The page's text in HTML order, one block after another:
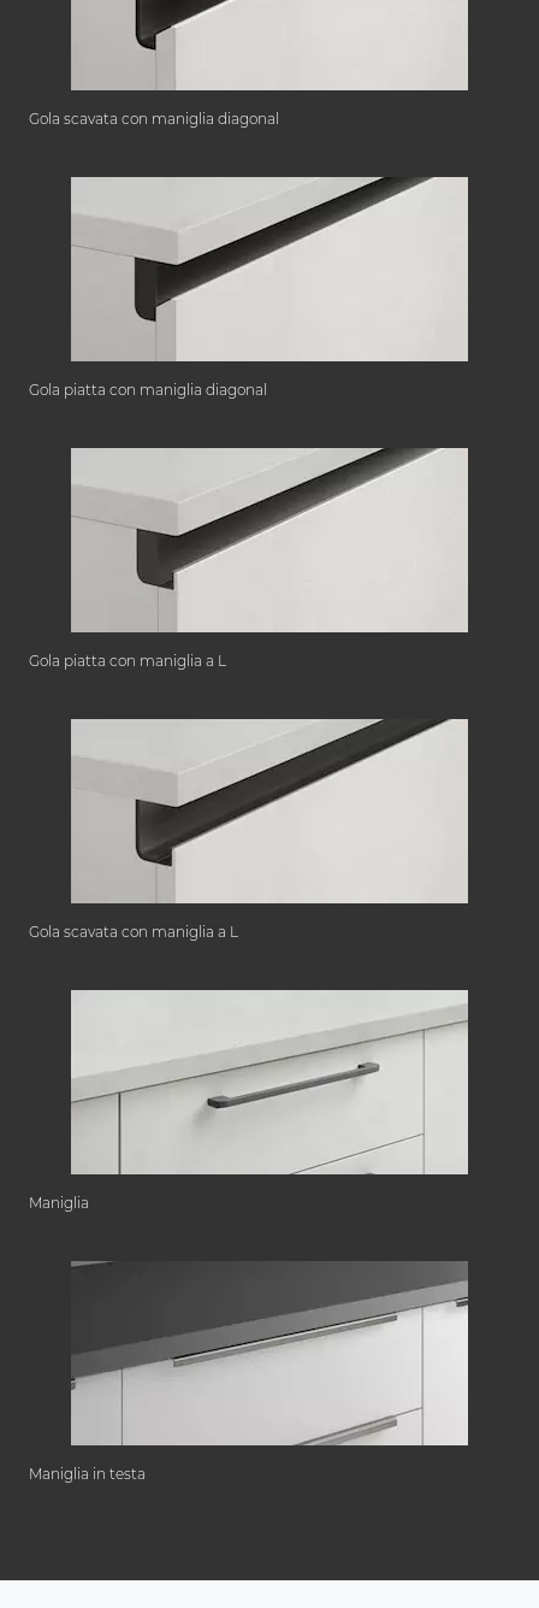
Gola scavata con maniglia diagonal
Gola piatta con maniglia diagonal
Gola piatta con maniglia a L
Gola scavata con maniglia a L
Maniglia
Maniglia in testa